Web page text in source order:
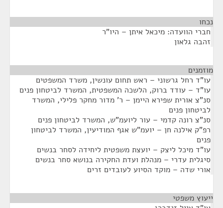
נכחו
חברי הוועדה: מיכאל איתן – היו"ר
זהבה גלאון
מוזמנים
עו"ד רחל גרשוני – ראש תחום עונשין, משרד המשפטים
עו"ד – עודד ברוק, הלשכה המשפטית, המשרד לביטחון פנים
סנ"צ אורית שפירא היימן – ר' מדור מחקר פלילי, המשרד
לביטחון פנים
סנ"צ רונה קדמי – עור ליועמ"ש, המשרד לביטחון פנים
רפ"ק אילנה חן – יועמ"ש אגף המודיעין, המשרד לביטחון
פנים
עו"ד מיכל ליצק – יועצת משפטית ליחידה לסחר בנשים
סיגלית עדרי – מנהלת ועדת החקירה בנושא סחר בנשים
אורי שדה – מוקד הסיוע לעובדים זרים
ייעוץ משפטי